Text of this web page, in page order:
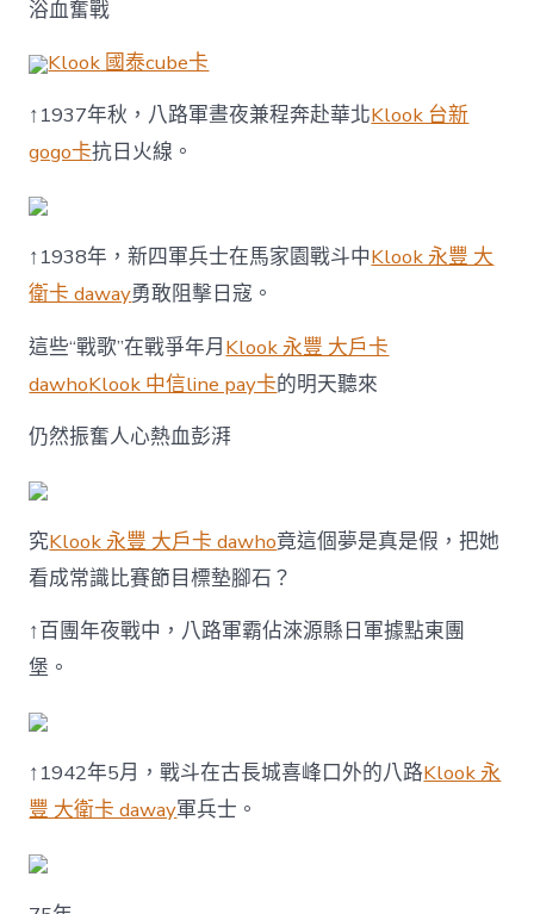
浴血奮戰
Klook 國泰cube卡
↑1937年秋，八路軍晝夜兼程奔赴華北Klook 台新
gogo卡抗日火線。
↑1938年，新四軍兵士在馬家園戰斗中Klook 永豐 大
衛卡 daway勇敢阻擊日寇。
這些“戰歌”在戰爭年月Klook 永豐 大戶卡
dawhoKlook 中信line pay卡的明天聽來
仍然振奮人心熱血彭湃
究Klook 永豐 大戶卡 dawho竟這個夢是真是假，把她
看成常識比賽節目標墊腳石？
↑百團年夜戰中，八路軍霸佔淶源縣日軍據點東團
堡。
↑1942年5月，戰斗在古長城喜峰口外的八路Klook 永
豐 大衛卡 daway軍兵士。